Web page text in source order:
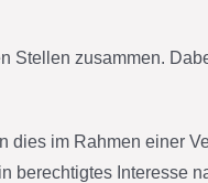
Stellen zusammen.
im Rahmen einer
Interesse